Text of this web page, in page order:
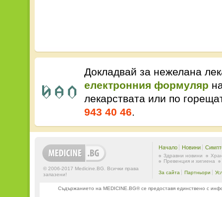
Докладвай за нежелана
електронния формуляр
лекарствата или по
943 40 46.
© 2006-2017 Medicine.BG. Всички права
запазени!
Начало Новини
Здравни новини
Превенция и хигиена
За сайта Партньори
Съдържанието на MEDICINE.BG® се предоставя единствено с